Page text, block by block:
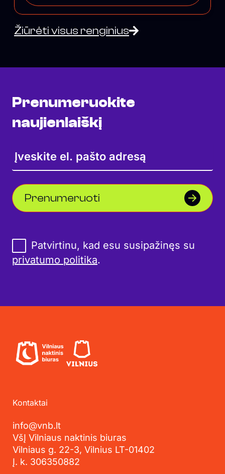
Žiūrėti visus renginius
Prenumeruokite
naujienlaiškį
Prenumeruoti
Patvirtinu, kad esu susipažinęs su
privatumo politika.
Kontaktai
info@vnb.lt
VšĮ Vilniaus naktinis biuras
Vilniaus g. 22-3, Vilnius LT-01402
Į. k. 306350882